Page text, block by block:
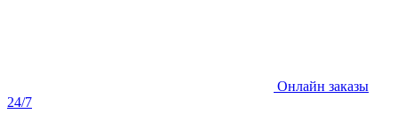
Онлайн заказы
24/7